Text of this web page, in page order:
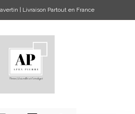
| Livraison Partout en France